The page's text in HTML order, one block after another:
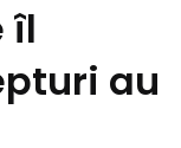
îl
au